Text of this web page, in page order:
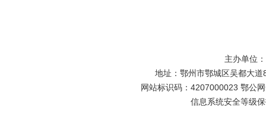
主办单位
地址：鄂州市鄂城区吴都大
网站标识码：4207000023 鄂公
信息系统安全等级